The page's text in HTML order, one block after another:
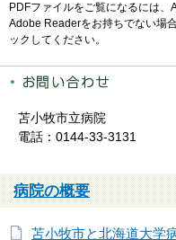
PDFファイルをご覧になるには、
Adobe Readerをお持ちでない場
ックしてください。
苫小牧市立病院
電話：0144-33-3131
病院の概要
苫小牧市と北海道大学